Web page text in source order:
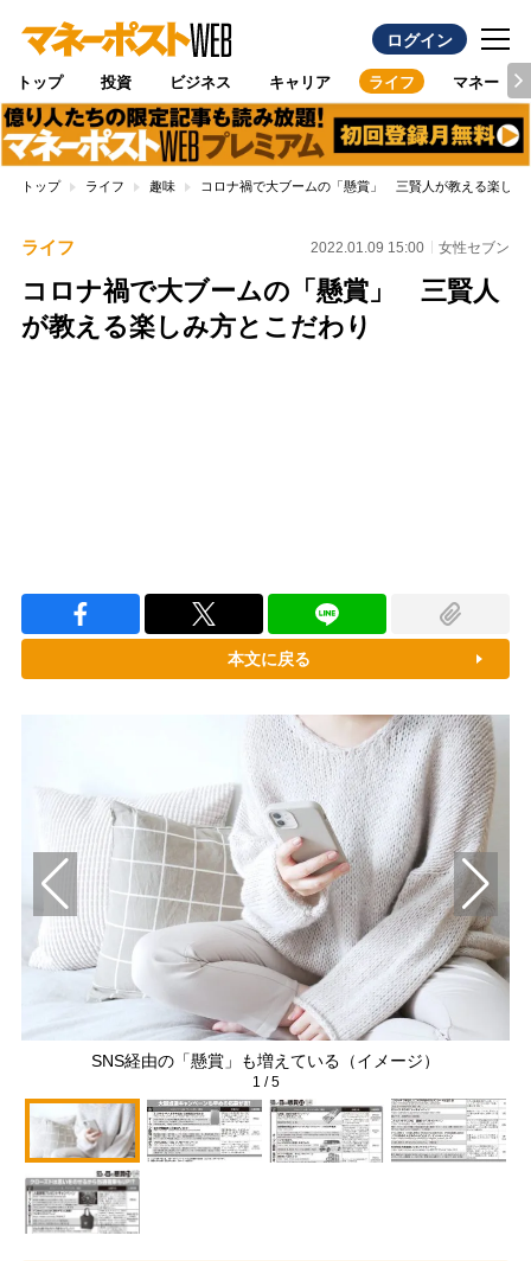
ログイン
トップ 投資 ビジネス キャリア ライフ マネー
トップ ライフ 趣味 コロナ禍で大ブームの「懸賞」 三賢人が教える楽しみ
ライフ 2022.01.09 15:00 女性セブン
コロナ禍で大ブームの「懸賞」 三賢人
が教える楽しみ方とこだわり
本文に戻る
SNS経由の「懸賞」も増えている（イメージ）
1 /5